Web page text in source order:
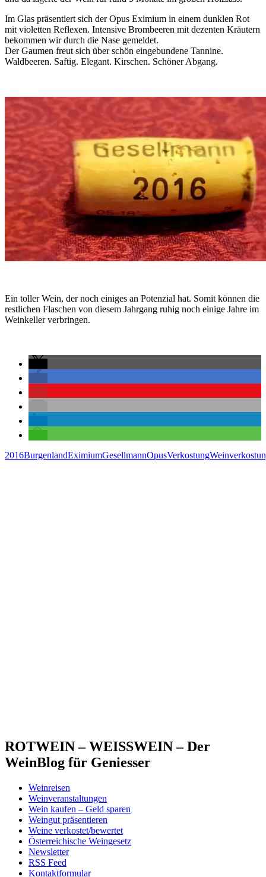
Im Glas präsentiert sich der Opus Eximium in einem dunklen Rot
mit violetten Reflexen. Intensive Brombeeren mit dezenten Kräutern
bekommen wir durch die Nase gemeldet.
Der Gaumen freut sich über schön eingebundene Tannine.
Waldbeeren. Saftig. Elegant. Kirschen. Schöner Abgang.
Ein toller Wein, der noch einiges an Potenzial hat. Somit können die
restlichen Flaschen von diesem Jahrgang ruhig noch einige Jahre im
Weinkeller verbringen.
2016BurgenlandEximiumGesellmannOpusVerkostung
ROTWEIN – WEISSWEIN – Der
WeinBlog für Geniesser
Weinreisen
Weinveranstaltungen
Wein kaufen – Geld sparen
Weingut präsentieren
Weine verkostet/bewertet
Österreichische Weingesetz
Newsletter
RSS Feed
Kontaktformular